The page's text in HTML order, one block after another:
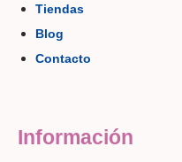
Tiendas
Blog
Contacto
Información